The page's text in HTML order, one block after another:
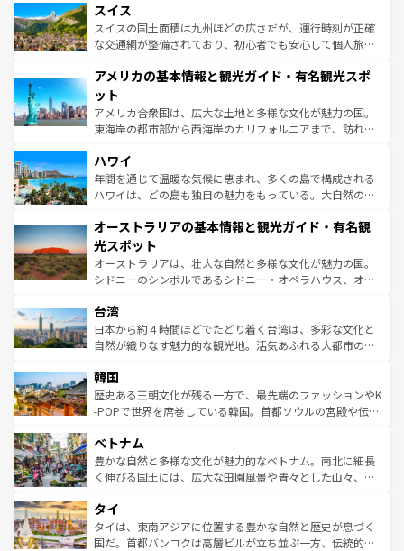
を参照してほしい。
は、お酒好きな人にはぜひ体験してほしい。 なお、新着の
ドイツ情報はコンテンツ一覧を参照してほしい。
リアごとに異なる魅力がある。また、優雅なアフタヌーン
ティー、ビール好きにはたまらない英国パブ、サッカー観
戦など、本場だからこそできる体験も豊富。イギリスを旅
ンツ一覧を参照してほしい。
スイス
スイスの国土面積は九州ほどの広さだが、運行時刻が正確
な交通網が整備されており、初心者でも安心して個人旅行
の建物がそのまま残る町や、スイスならではのユニークな
博物館もあり、アルプス観光だけでなく町歩きも満喫する
ことができる。国民の所得が高いため物価も高いが、旅行
者向けの交通パス提供のサービスもあり、うまく活用すれ
着のスイス情報は
アメリカの基本情報と観光ガイド・有名観光スポ
ット
アメリカ合衆国は、広大な土地と多様な文化が魅力の国。
東海岸の都市部から西海岸のカリフォルニアまで、訪れる
のような巨大都市は、観光、ショッピング、エンターテイ
ンメントが詰まった刺激的なスポットだ。一方、アメリカ
西部には大自然が広がり、グランドキャニオンやイエロー
部のニューオーリンズでは、音楽と美食が融合した独特の
文化が魅力。旅行者はアメリカの各地域で異なる魅力を楽
しみながら、その多様性と豊かな歴史を感じることができ
るだろう。車でのロードトリップや列車の旅も、アメリカ
情報は
ハワイ
年間を通じて温暖な気候に恵まれ、多くの島で構成される
ハワイは、どの島も独自の魅力をもっている。大自然の神
ワイ島は見逃せない。また、定番の観光地といえばオアフ
島だが、静かな自然を求めるならマウイ島やカウアイ島が
おすすめ。エメラルドグリーンに輝く海をはじめ、豊かな
文化や歴史が息づいている。「アロハスピリット」と呼ば
人々、おいしいローカルフードやハワイアンミュージッ
ク、伝統的なフラダンスなど、すべてがハワイの魅力を彩
っている。訪れるたびに新しい発見と感動が待っているハ
はコンテンツ一覧
オーストラリアの基本情報と観光ガイド・有名観
光スポット
オーストラリアは、壮大な自然と多様な文化が魅力の国。
シドニーのシンボルであるシドニー・オペラハウス、オー
リアリーフや大陸中央部にそびえるウルル（エアーズロッ
ク）、タスマニアの美しい原生林やケアンズの熱帯雨林な
ど、見どころがたくさん。また、カフェやワイン、オージ
いる。アクティビティも充実しており、サーフィンやダイ
ビング、ハイキングなど、アウトドア好きにはたまらな
い。オーストラリアの多彩な魅力を存分に味わいつくそ
参照してほしい。
台湾
日本から約４時間ほどでたどり着く台湾は、多彩な文化と
自然が織りなす魅力的な観光地。活気あふれる大都市の台
ン）、静ひつな山岳地帯である台湾東部など、都市の喧騒
と山間の静けさが共存しており、訪れる人に新しい発見と
驚きをもたらしてくれる。また、奥深い台湾の食文化も魅
容にもいいと評判のスイーツなど、バラエティ豊かな料理
が味わえる。 なお、新着の台湾情報は コンテンツ一覧を参
照してほしい。
韓国
歴史ある王朝文化が残る一方で、最先端のファッションやK
-POPで世界を席巻している韓国。首都ソウルの宮殿や伝統
き、地方に足を延ばせば四季折々の自然美を楽しむことが
できる。そして、キムチや焼肉、絶品のストリートフード
まで、さまざまな韓国料理が待っている。夜には、韓国な
リティに包まれながら、韓国の多彩な魅力を心ゆくまで味
わってみてほしい。 なお、新着の韓国情報はコンテンツ一
覧を参照してほしい。
ベトナム
豊かな自然と多様な文化が魅力的なベトナム。南北に細長
く伸びる国土には、広大な田園風景や青々とした山々、世
急速な発展と共に伝統が息づく。ハノイの古い町並みやホ
ーチミン市のフランス統治時代の建物も、独特の雰囲気を
醸し出している。また、バラエティの豊かさとおいしさで
タイ
タイは、東南アジアに位置する豊かな自然と歴史が息づく
国だ。首都バンコクは高層ビルが立ち並ぶ一方、伝統的な